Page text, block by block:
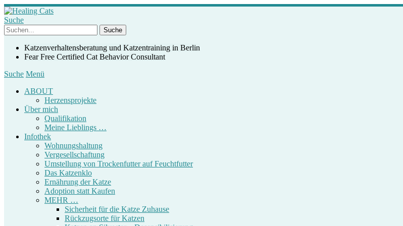
Suche
Katzenverhaltensberatung und Katzentraining in Berlin
Fear Free Certified Cat Behavior Consultant
Suche Menü
ABOUT
Herzensprojekte
Über mich
Qualifikation
Meine Lieblings …
Infothek
Wohnungshaltung
Vergesellschaftung
Umstellung von Trockenfutter auf Feuchtfutter
Das Katzenklo
Ernährung der Katze
Adoption statt Kaufen
MEHR …
Sicherheit für die Katze Zuhause
Rückzugsorte für Katzen